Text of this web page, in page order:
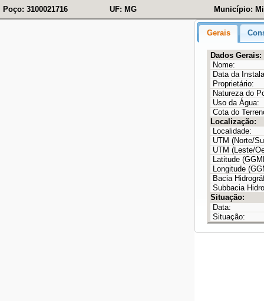
Poço: 3100021716 UF: MG Município:
Gerais
Dados Gerais:
Nome:
Data da
Proprietário:
Natureza do
Uso da Água:
Cota do
Localização:
Localidade:
UTM (Norte/
UTM (Leste/
Latitude
Longitude
Bacia
Subbacia
Situação:
Data:
Situação: